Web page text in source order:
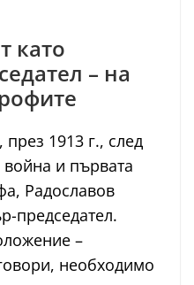
като
– на
1913 г., след
и първата
Радославов
председател.
–
необходимо